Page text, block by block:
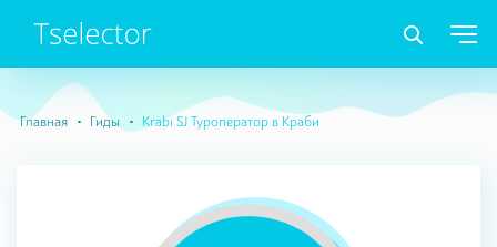
Главная Гиды Krabi SJ Туроператор в Краби